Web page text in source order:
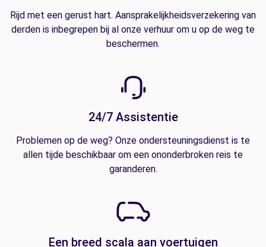
Rijd met een gerust hart. Aansprakelijkheidsverzekering van
derden is inbegrepen bij al onze verhuur om u op de weg te
beschermen.
24/7 Assistentie
Problemen op de weg? Onze ondersteuningsdienst is te
allen tijde beschikbaar om een ononderbroken reis te
garanderen.
Een breed scala aan voertuigen